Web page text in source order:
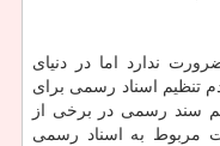
ندارد اما در دنیای
تنظیم اسناد رسمی برای
سند رسمی در برخی از
مربوط به اسناد رسمی